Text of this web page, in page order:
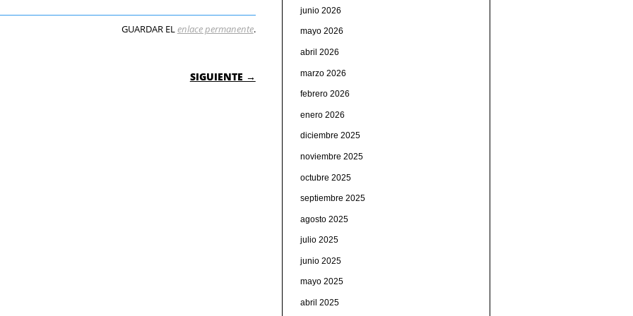
GUARDAR ELenlace permanente.
SIGUIENTE →
junio 2026
mayo 2026
abril 2026
marzo 2026
febrero 2026
enero 2026
diciembre 2025
noviembre 2025
octubre 2025
septiembre 2025
agosto 2025
julio 2025
junio 2025
mayo 2025
abril 2025